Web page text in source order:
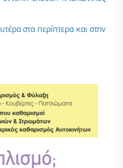
στα περίπτερα και στην